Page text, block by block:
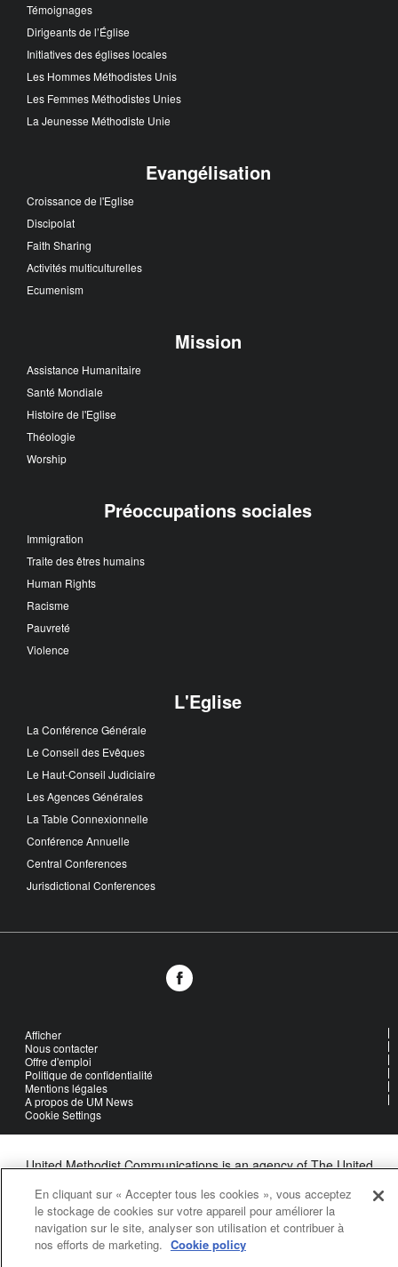
Témoignages
Dirigeants de l’Église
Initiatives des églises locales
Les Hommes Méthodistes Unis
Les Femmes Méthodistes Unies
La Jeunesse Méthodiste Unie
Evangélisation
Croissance de l'Eglise
Discipolat
Faith Sharing
Activités multiculturelles
Ecumenism
Mission
Assistance Humanitaire
Santé Mondiale
Histoire de l'Eglise
Théologie
Worship
Préoccupations sociales
Immigration
Traite des êtres humains
Human Rights
Racisme
Pauvreté
Violence
L'Eglise
La Conférence Générale
Le Conseil des Evêques
Le Haut-Conseil Judiciaire
Les Agences Générales
La Table Connexionnelle
Conférence Annuelle
Central Conferences
Jurisdictional Conferences
Afficher
Nous contacter
Offre d'emploi
Politique de confidentialité
Mentions légales
A propos de UM News
Cookie Settings
United Methodist Communications is an agency of The United
©2026United Methodist Communications. All Rights Reserved
En cliquant sur « Accepter tous les cookies », vous acceptez
le stockage de cookies sur votre appareil pour améliorer la
navigation sur le site, analyser son utilisation et contribuer à
nos efforts de marketing. Cookie policy